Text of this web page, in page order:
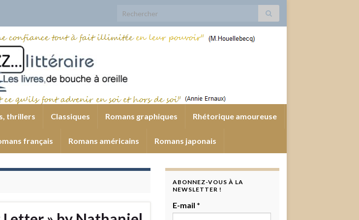
Search for:
thrillers Classiques Romans graphiques Rhétorique amoureuse
français Romans américains Romans japonais
ABONNEZ-VOUS À LA
NEWSLETTER !
E-mail *